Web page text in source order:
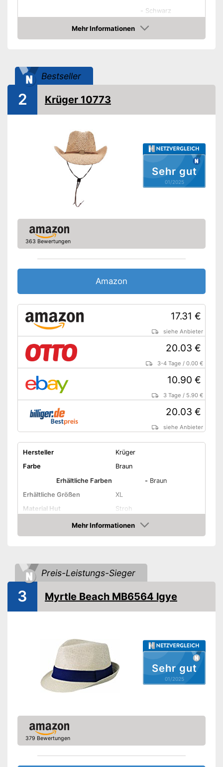
- Schwarz
Erhältliche Größen
S - XXL
Material Hut
Baumwolle
Amazon Lieferzeit
Mehr Informationen
Amazon
Bestseller
Sehr gut
01/2025
2 Krüger 10773
363 Bewertungen
Amazon
17.31 €
siehe Anbieter
20.03 €
3-4 Tage /0.00 €
10.90 €
3 Tage / 5.90 €
20.03 €
siehe Anbieter
Hersteller
Krüger
Farbe
Braun
Erhältliche Farben
- Braun
Erhältliche Größen
XL
Material Hut
Stroh
Geeignete Jahreszeit
Sommer
Amazon Lieferzeit
siehe Anbieter
Mehr Informationen
Amazon
Preis-Leistungs-Sieger
Sehr gut
01/2025
3 Myrtle Beach MB6564 lgye
379 Bewertungen